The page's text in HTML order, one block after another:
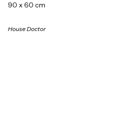
90 x 60 cm
House Doctor